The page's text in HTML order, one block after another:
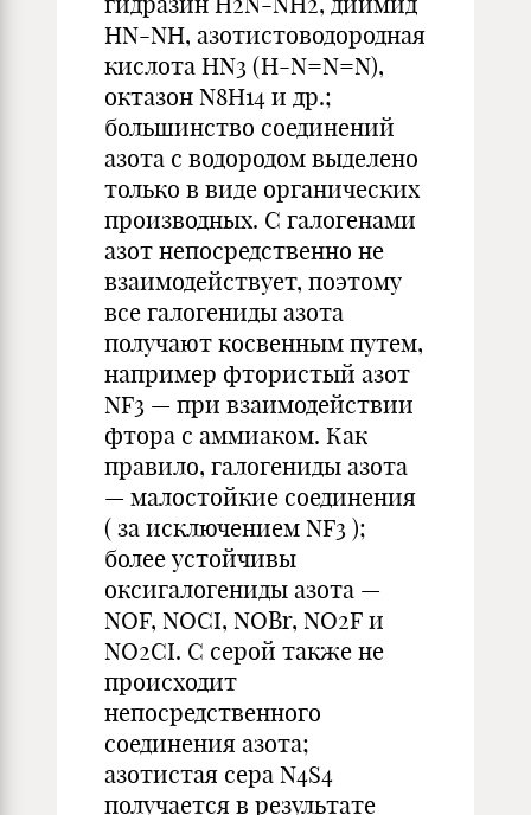
HN-NH, азотистоводородная
кислота HN3 (H-N=N=N),
октазон N8H14 и др.;
большинство соединений
азота с водородом выделено
только в виде органических
производных. С галогенами
азот непосредственно не
взаимодействует, поэтому
все галогениды азота
получают косвенным путем,
например фтористый азот
NF3 — при взаимодействии
фтора с аммиаком. Как
правило, галогениды азота
— малостойкие соединения
( за исключением NF3 );
более устойчивы
оксигалогениды азота —
NOF, NOCI, NOBr, NO2F и
NO2CI. С серой также не
происходит
непосредственного
соединения азота;
азотистая сера N4S4
получается в результате